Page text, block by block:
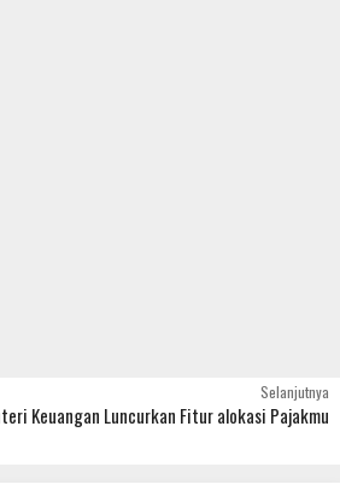
Selanjutnya
Keuangan Luncurkan Fitur alokasi Pajakmu